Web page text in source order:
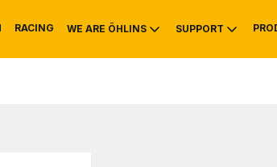
RACING WE ARE ÖHLINS SUPPORT